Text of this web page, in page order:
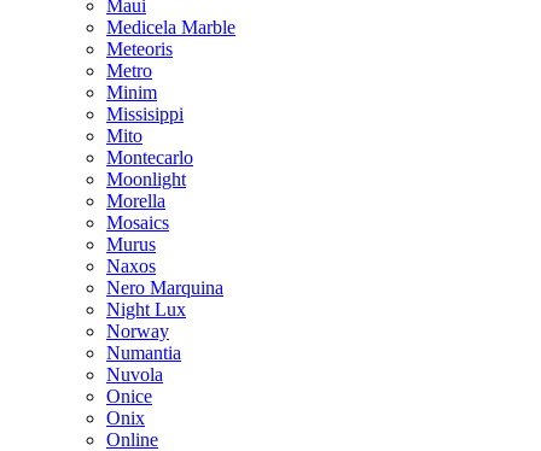
Maui
Medicela Marble
Meteoris
Metro
Minim
Missisippi
Mito
Montecarlo
Moonlight
Morella
Mosaics
Murus
Naxos
Nero Marquina
Night Lux
Norway
Numantia
Nuvola
Onice
Onix
Online